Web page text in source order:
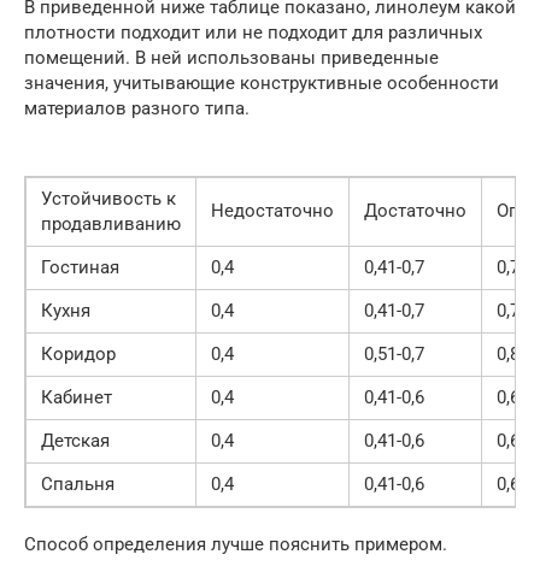
В приведенной ниже таблице показано, линолеум какой
плотности подходит или не подходит для различных
помещений. В ней использованы приведенные
значения, учитывающие конструктивные особенности
материалов разного типа.
Устойчивость к
продавливанию
Недостаточно Достаточно
Гостиная 0,4 0,41-0,7
0,71-
Кухня
0,4 0,41-0,7
0,71-
Коридор
0,4 0,51-0,7
0,81-
Кабинет
0,4 0,41-0,6
0,61-
Детская
0,4 0,41-0,6
0,61-
Спальня
0,4 0,41-0,6 0,61-
Способ определения лучше пояснить примером.